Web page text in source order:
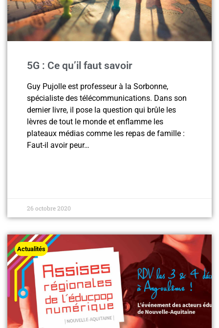
5G : Ce qu’il faut savoir
Guy Pujolle est professeur à la Sorbonne,
spécialiste des télécommunications. Dans son
dernier livre, il pose la question qui brûle les
lèvres de tout le monde et enflamme les
plateaux médias comme les repas de famille :
Faut-il avoir peur…
26 octobre 2020
Actualités